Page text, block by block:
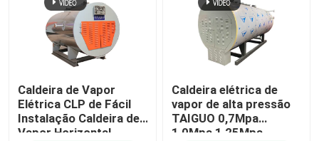
Caldeira de Vapor
Elétrica CLP de Fácil
Instalação Caldeira de
Vapor Horizontal
Caldeira elétrica de
vapor de alta pressão
TAIGUO 0,7Mpa
1,0Mpa 1,25Mpa